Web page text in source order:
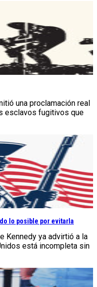
una proclamación real
esclavos fugitivos que
lo posible por evitarla
Kennedy ya advirtió a la
está incompleta sin